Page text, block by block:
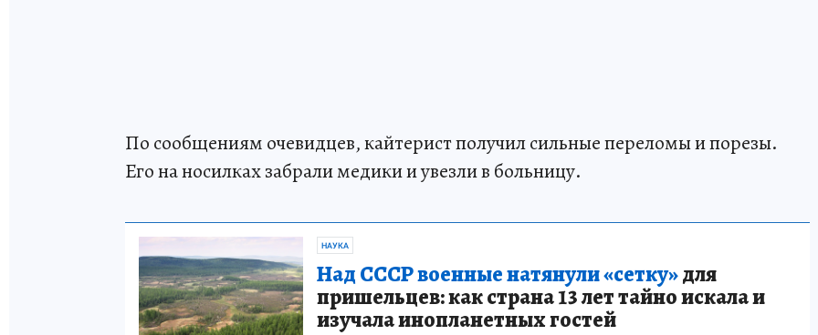
По сообщениям очевидцев, кайтерист получил сильные переломы и порезы.
Его на носилках забрали медики и увезли в больницу.
НАУКА
Над СССР военные натянули «сетку»для
пришельцев: как страна 13 лет тайно искала и
изучала инопланетных гостей